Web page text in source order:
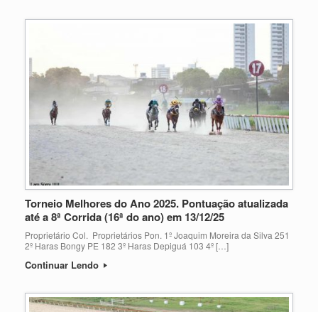
Torneio Melhores do Ano 2025. Pontuação atualizada
até a 8ª Corrida (16ª do ano) em 13/12/25
Proprietário Col. Proprietários Pon. 1º Joaquim Moreira da Silva 251
2º Haras Bongy PE 182 3º Haras Depiguá 103 4º […]
Continuar Lendo